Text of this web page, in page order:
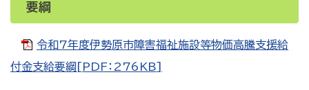
要綱
令和7年度伊勢原市障害福祉施設等物価高騰支援給
付金支給要綱[PDF：276KB]